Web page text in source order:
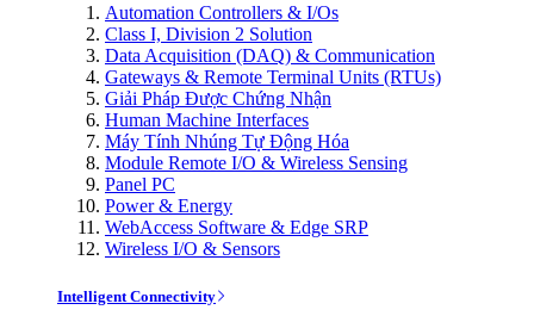
Automation Controllers & I/Os
Class I, Division 2 Solution
Data Acquisition (DAQ) & Communication
Gateways & Remote Terminal Units (RTUs)
Giải Pháp Được Chứng Nhận
Human Machine Interfaces
Máy Tính Nhúng Tự Động Hóa
Module Remote I/O & Wireless Sensing
Panel PC
Power & Energy
WebAccess Software & Edge SRP
Wireless I/O & Sensors
Intelligent Connectivity